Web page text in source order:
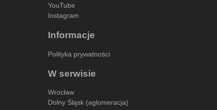
YouTube
Instagram
Informacje
Polityka prywatności
W serwisie
Wrocław
Dolny Śląsk (aglomeracja)